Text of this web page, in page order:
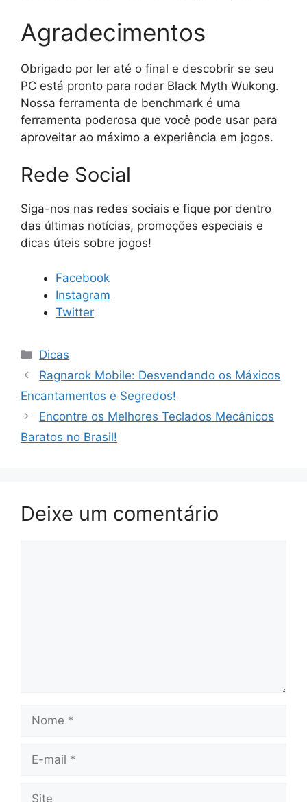
Agradecimentos
Obrigado por ler até o final e descobrir se seu
PC está pronto para rodar Black Myth Wukong.
Nossa ferramenta de benchmark é uma
ferramenta poderosa que você pode usar para
aproveitar ao máximo a experiência em jogos.
Rede Social
Siga-nos nas redes sociais e fique por dentro
das últimas notícias, promoções especiais e
dicas úteis sobre jogos!
Facebook
Instagram
Twitter
Categorias
Dicas
Ragnarok Mobile: Desvendando os Máxicos
Encantamentos e Segredos!
Encontre os Melhores Teclados Mecânicos
Baratos no Brasil!
Deixe um comentário
mail